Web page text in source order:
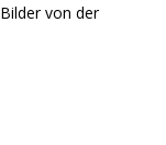
von der